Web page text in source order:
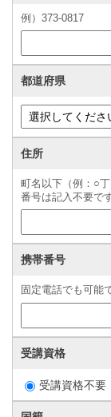
例）373-0817
都道府県
住所
町名以下（例：○
番号は記入不要です
携帯番号
固定電話でも可能
受講資格
受講資格不要